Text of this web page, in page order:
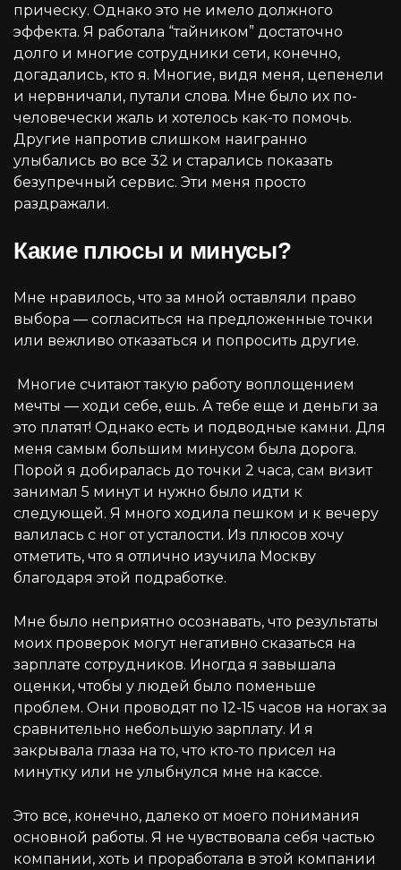
прическу. Однако это не имело должного
эффекта. Я работала “тайником” достаточно
долго и многие сотрудники сети, конечно,
догадались, кто я. Многие, видя меня, цепенели
и нервничали, путали слова. Мне было их по-
человечески жаль и хотелось как-то помочь.
Другие напротив слишком наигранно
улыбались во все 32 и старались показать
безупречный сервис. Эти меня просто
раздражали.
Какие плюсы и минусы?
Мне нравилось, что за мной оставляли право
выбора — согласиться на предложенные точки
или вежливо отказаться и попросить другие.
Многие считают такую работу воплощением
мечты — ходи себе, ешь. А тебе еще и деньги за
это платят! Однако есть и подводные камни. Для
меня самым большим минусом была дорога.
Порой я добиралась до точки 2 часа, сам визит
занимал 5 минут и нужно было идти к
следующей. Я много ходила пешком и к вечеру
валилась с ног от усталости. Из плюсов хочу
отметить, что я отлично изучила Москву
благодаря этой подработке.
Мне было неприятно осознавать, что результаты
моих проверок могут негативно сказаться на
зарплате сотрудников. Иногда я завышала
оценки, чтобы у людей было поменьше
проблем. Они проводят по 12-15 часов на ногах за
сравнительно небольшую зарплату. И я
закрывала глаза на то, что кто-то присел на
минутку или не улыбнулся мне на кассе.
Это все, конечно, далеко от моего понимания
основной работы. Я не чувствовала себя частью
компании, хоть и проработала в этой компании